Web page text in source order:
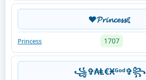
♥𝓟𝓻𝓲𝓷𝓬𝓮𝓼𝓼☾
Princess 1707
꧁✞₳Ⱡ€Ӿᴳᵒᵈ✞꧂